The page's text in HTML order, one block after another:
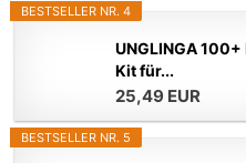
BESTSELLER NR. 4
UNGLINGA
Kit für...
25,49 EUR
BESTSELLER NR. 5